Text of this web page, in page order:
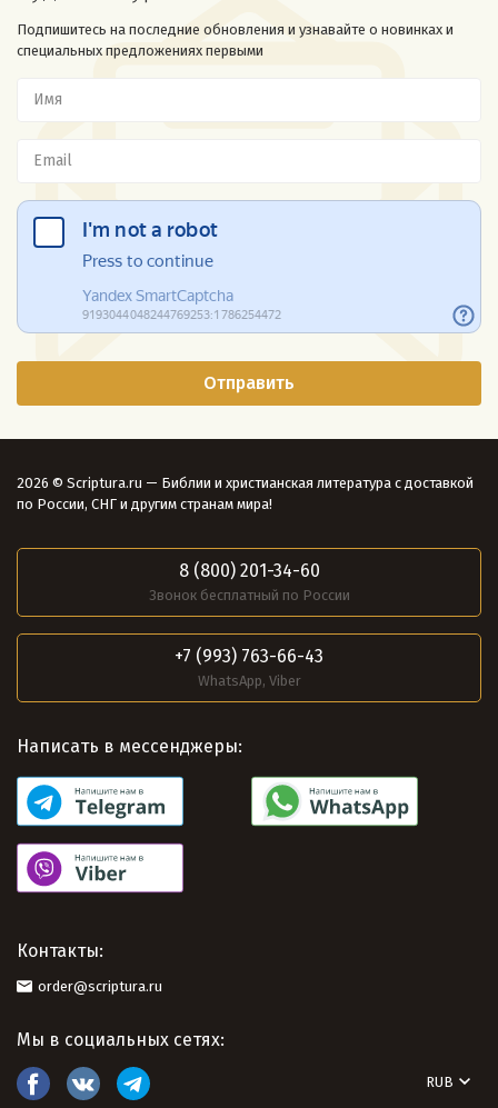
Подпишитесь на последние обновления и узнавайте о новинках и
специальных предложениях первыми
2026 © Scriptura.ru — Библии и христианская литература с доставкой
по России, СНГ и другим странам мира!
8 (800) 201-34-60
Звонок бесплатный по России
+7 (993) 763-66-43
WhatsApp, Viber
Написать в мессенджеры:
Контакты:
order@scriptura.ru
Мы в социальных сетях:
RUB